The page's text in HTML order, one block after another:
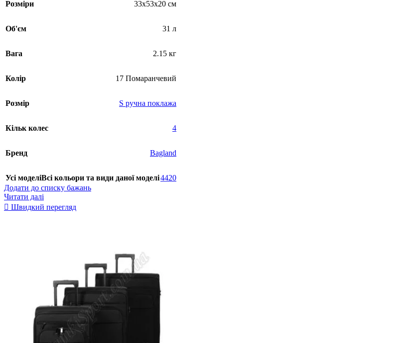
Розміри
33x53x20 см
Об'єм 31 л
Вага 2.15 кг
Колір 17 Помаранчевий
Розмір S ручна поклажа
Кільк колес 4
Бренд Bagland
Усі моделіВсі кольори та види даної моделі4420
Додати до списку бажань
Читати далі
Швидкий перегляд